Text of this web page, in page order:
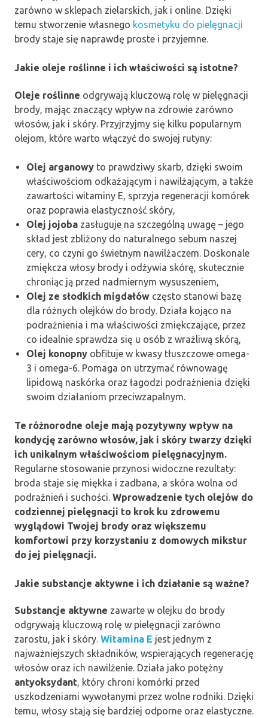
zarówno w sklepach zielarskich, jak i online. Dzięki
temu stworzenie własnego kosmetyku do pielęgnacji
brody staje się naprawdę proste i przyjemne.
Jakie oleje roślinne i ich właściwości są istotne?
Oleje roślinne odgrywają kluczową rolę w pielęgnacji
brody, mając znaczący wpływ na zdrowie zarówno
włosów, jak i skóry. Przyjrzyjmy się kilku popularnym
olejom, które warto włączyć do swojej rutyny:
Olej arganowy to prawdziwy skarb, dzięki swoim
właściwościom odkażającym i nawilżającym, a także
zawartości witaminy E, sprzyja regeneracji komórek
oraz poprawia elastyczność skóry,
Olej jojoba zasługuje na szczególną uwagę – jego
skład jest zbliżony do naturalnego sebum naszej
cery, co czyni go świetnym nawilżaczem. Doskonale
zmiękcza włosy brody i odżywia skórę, skutecznie
chroniąc ją przed nadmiernym wysuszeniem,
Olej ze słodkich migdałów często stanowi bazę
dla różnych olejków do brody. Działa kojąco na
podrażnienia i ma właściwości zmiękczające, przez
co idealnie sprawdza się u osób z wrażliwą skórą,
Olej konopny obfituje w kwasy tłuszczowe omega-
3 i omega-6. Pomaga on utrzymać równowagę
lipidową naskórka oraz łagodzi podrażnienia dzięki
swoim działaniom przeciwzapalnym.
Te różnorodne oleje mają pozytywny wpływ na
kondycję zarówno włosów, jak i skóry twarzy dzięki
ich unikalnym właściwościom pielęgnacyjnym.
Regularne stosowanie przynosi widoczne rezultaty:
broda staje się miękka i zadbana, a skóra wolna od
podrażnień i suchości. Wprowadzenie tych olejów do
codziennej pielęgnacji to krok ku zdrowemu
wyglądowi Twojej brody oraz większemu
komfortowi przy korzystaniu z domowych mikstur
do jej pielęgnacji.
Jakie substancje aktywne i ich działanie są ważne?
Substancje aktywne zawarte w olejku do brody
odgrywają kluczową rolę w pielęgnacji zarówno
zarostu, jak i skóry. Witamina E jest jednym z
najważniejszych składników, wspierających regenerację
włosów oraz ich nawilżenie. Działa jako potężny
antyoksydant, który chroni komórki przed
uszkodzeniami wywołanymi przez wolne rodniki. Dzięki
temu, włosy stają się bardziej odporne oraz elastyczne.